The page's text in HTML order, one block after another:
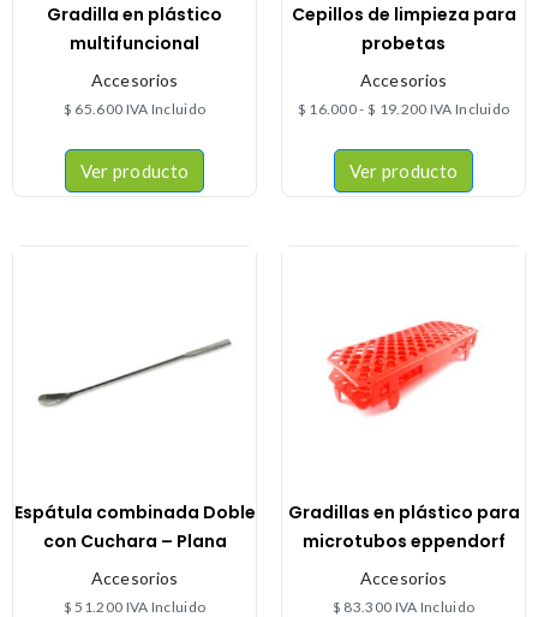
Gradilla en plástico
multifuncional
Accesorios
$ 65.600 IVA Incluido
Ver producto
Cepillos de limpieza para
probetas
Accesorios
$ 16.000- $ 19.200 IVA Incluido
Ver producto
Espátula combinada Doble
con Cuchara – Plana
Accesorios
$ 51.200 IVA Incluido
Gradillas en plástico para
microtubos eppendorf
Accesorios
$ 83.300 IVA Incluido